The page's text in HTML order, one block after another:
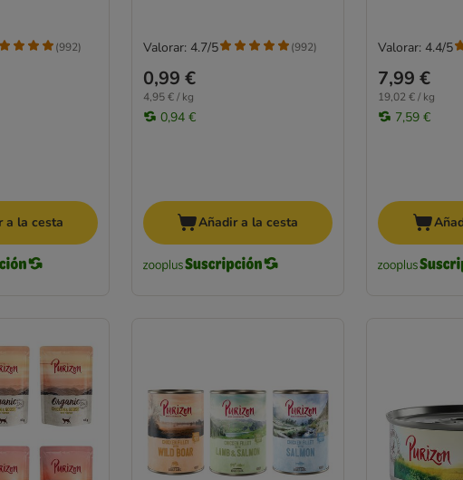
(992)
a la cesta
0,99 €
4,95 € / kg
0,94 €
Valorar: 4.7/5 (992)
Añadir a la cesta
7,99 €
19,02 € / kg
7,59 €
Valorar: 4.4/5